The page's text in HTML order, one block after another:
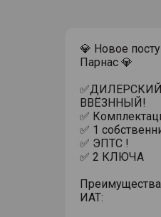
💎 Новое
Парнас 💎
ВВЁЗННЫЙ!
✅
✅ 1
✅ ЭПТС !
✅ 2 КЛЮЧА
ИАТ: